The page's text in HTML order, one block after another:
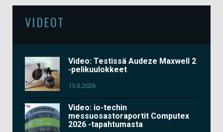
VIDEOT
Video: Testissä Audeze Maxwell 2
-pelikuulokkeet
15.6.2026
Video: io-techin
messuosastoraportit Computex
2026 -tapahtumasta